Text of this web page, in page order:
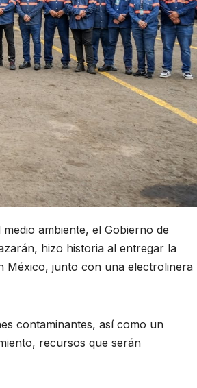
ambiente, el Gobierno de
hizo historia al entregar la
México, junto con una electrolinera
contaminantes, así como un
recursos que serán